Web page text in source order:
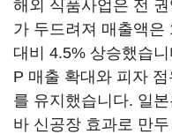
해외 식품사업은 전
가 두드려져 매출액은
대비 4.5% 상승했습
P 매출 확대와 피자
를 유지했습니다. 일
바 신공장 효과로 만